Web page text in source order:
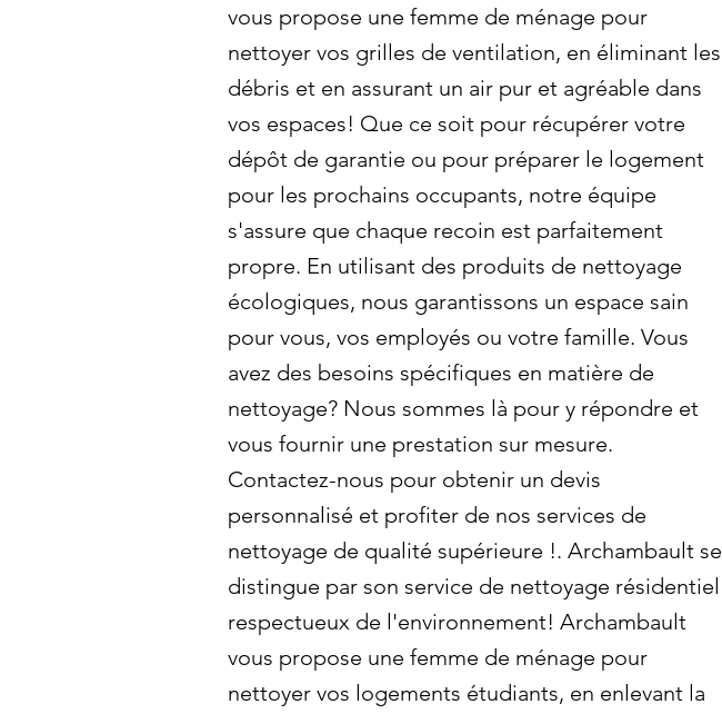
vous propose une femme de ménage pour
nettoyer vos grilles de ventilation, en éliminant les
débris et en assurant un air pur et agréable dans
vos espaces! Que ce soit pour récupérer votre
dépôt de garantie ou pour préparer le logement
pour les prochains occupants, notre équipe
s'assure que chaque recoin est parfaitement
propre. En utilisant des produits de nettoyage
écologiques, nous garantissons un espace sain
pour vous, vos employés ou votre famille. Vous
avez des besoins spécifiques en matière de
nettoyage? Nous sommes là pour y répondre et
vous fournir une prestation sur mesure.
Contactez-nous pour obtenir un devis
personnalisé et profiter de nos services de
nettoyage de qualité supérieure !. Archambault se
distingue par son service de nettoyage résidentiel
respectueux de l'environnement! Archambault
vous propose une femme de ménage pour
nettoyer vos logements étudiants, en enlevant la